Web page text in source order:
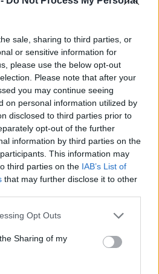
sale, sharing to third parties, or
or sensitive information for
please use the below opt-out
Please note that after your
you may continue seeing
on personal information utilized by
disclosed to third parties prior to
opt-out of the further
information by third parties on the
This information may
third parties on the IAB’s List of
that may further disclose it to other
Opt Outs
Sharing of my
ziemai – pirms sala
atklātās vietās augi jāapklāj ar
saule. Stādīšanai
vietu, kas tomēr ir
saules stariem. Pilnīga ēna
labu – ziedēšana nebūs
nebūs spilgta.
to ir jutīgas, tāpēc
būtu mājīgi augt. To var
ierīkotu dzīvžogu no